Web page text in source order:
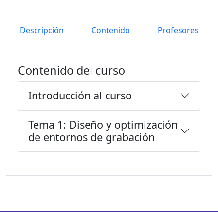
Descripción Contenido Profesores
Contenido del curso
Introducción al curso
Tema 1: Diseño y optimización
de entornos de grabación